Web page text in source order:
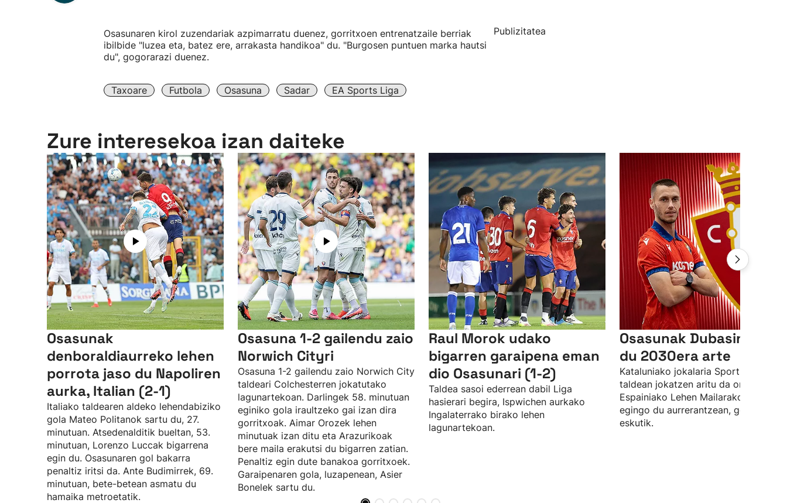
Osasunaren kirol zuzendariak azpimarratu duenez, gorritxoen entrenatzaile berriak
ibilbide "luzea eta, batez ere, arrakasta handikoa" du. "Burgosen puntuen marka hautsi
du", gogorarazi duenez.
Taxoare Futbola Osasuna Sadar EA Sports Liga
Publizitatea
Zure interesekoa izan daiteke
Osasunak
denboraldiaurreko lehen
porrota jaso du Napoliren
aurka, Italian (2-1)
Italiako taldearen aldeko lehendabiziko
gola Mateo Politanok sartu du, 27.
minutuan. Atsedenalditik bueltan, 53.
minutuan, Lorenzo Luccak bigarrena
egin du. Osasunaren gol bakarra
penaltiz iritsi da. Ante Budimirrek, 69.
minutuan, bete-betean asmatu du
hamaika metroetatik.
Osasuna 1-2 gailendu zaio
Norwich Cityri
Osasuna 1-2 gailendu zaio Norwich City
taldeari Colchesterren jokatutako
lagunartekoan. Darlingek 58. minutuan
eginiko gola iraultzeko gai izan dira
gorritxoak. Aimar Orozek lehen
minutuak izan ditu eta Arazurikoak
bere maila erakutsi du bigarren zatian.
Penaltiz egin dute banakoa gorritxoek.
Garaipenaren gola, luzapenean, Asier
Bonelek sartu du.
Raul Morok udako
bigarren garaipena eman
dio Osasunari (1-2)
Taldea sasoi ederrean dabil Liga
hasierari begira, Ispwichen aurkako
Ingalaterrako birako lehen
lagunartekoan.
Osasunak Dubasin
du 2030era arte
Kataluniako jokalaria Sporting Gijon
taldean jokatzen aritu da orain arte,
Espainiako Lehen Mailarako aldaketa
egingo du aurrerantzean, gorritxoen
eskutik.